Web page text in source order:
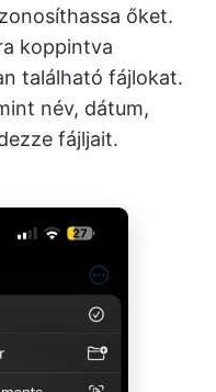
őket.
koppintva
található fájlokat.
név, dátum,
fájljait.